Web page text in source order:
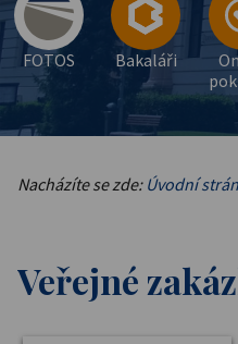
FOTOS Bakaláři
Nacházíte se zde: Úvodní
Veřejné